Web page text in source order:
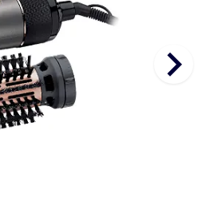
keyboard_arrow_right